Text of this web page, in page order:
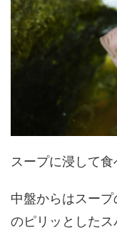
スープに浸して食
中盤からはスー
のピリッとしたス